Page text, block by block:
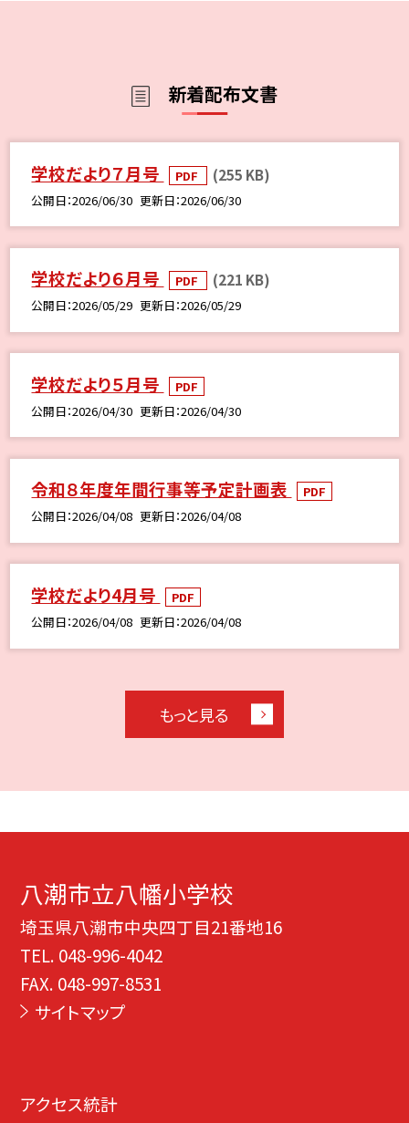
新着配布文書
学校だより７月号 PDF (255 KB)
公開日 2026/06/30 更新日 2026/06/30
学校だより６月号 PDF (221 KB)
公開日 2026/05/29 更新日 2026/05/29
学校だより５月号
PDF
公開日 2026/04/30 更新日 2026/04/30
令和８年度年間行事等予定計画表
PDF
公開日 2026/04/08 更新日 2026/04/08
学校だより4月号
PDF
公開日 2026/04/08 更新日 2026/04/08
もっと見る
八潮市立八幡小学校
埼玉県八潮市中央四丁目21番地16
TEL. 048-996-4042
FAX. 048-997-8531
サイトマップ
アクセス統計